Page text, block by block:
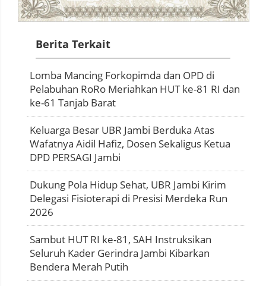
Berita Terkait
Lomba Mancing Forkopimda dan OPD di
Pelabuhan RoRo Meriahkan HUT ke-81 RI dan
ke-61 Tanjab Barat
Keluarga Besar UBR Jambi Berduka Atas
Wafatnya Aidil Hafiz, Dosen Sekaligus Ketua
DPD PERSAGI Jambi
Dukung Pola Hidup Sehat, UBR Jambi Kirim
Delegasi Fisioterapi di Presisi Merdeka Run
2026
Sambut HUT RI ke-81, SAH Instruksikan
Seluruh Kader Gerindra Jambi Kibarkan
Bendera Merah Putih